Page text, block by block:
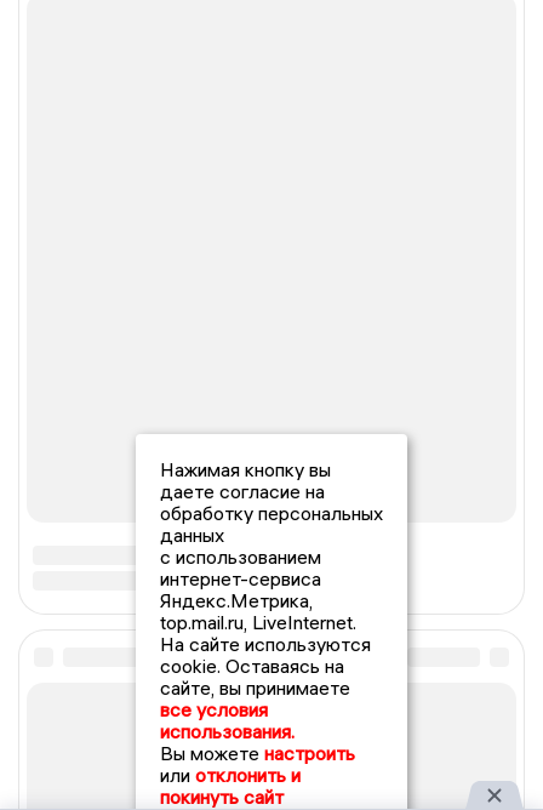
Нажимая кнопку вы
даете согласие на
обработку персональных
данных
с использованием
интернет-сервиса
Яндекс.Метрика,
top.mail.ru, LiveInternet.
На сайте используются
cookie. Оставаясь на
сайте, вы принимаете
все условия
использования.
Вы можете настроить
или отклонить и
покинуть сайт